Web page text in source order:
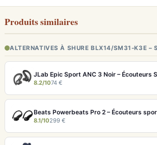
Produits similaires
ALTERNATIVES À SHURE BLX14/SM31-K3E –
8.2/1074 €
8.1/10299 €